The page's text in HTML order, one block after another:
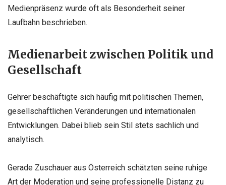
Medienpräsenz wurde oft als Besonderheit seiner
Laufbahn beschrieben.
Medienarbeit zwischen Politik und
Gesellschaft
Gehrer beschäftigte sich häufig mit politischen Themen,
gesellschaftlichen Veränderungen und internationalen
Entwicklungen. Dabei blieb sein Stil stets sachlich und
analytisch.
Gerade Zuschauer aus Österreich schätzten seine ruhige
Art der Moderation und seine professionelle Distanz zu